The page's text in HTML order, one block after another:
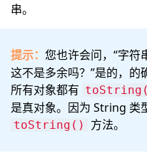
串。
提示： 您也许会问，“字符
这不是多余吗？”是的，
所有对象都有
是真对象。因为 String 类
toString() 方法。